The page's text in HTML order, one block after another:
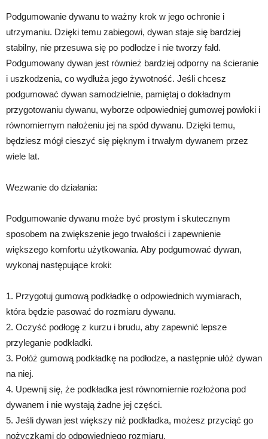
Podgumowanie dywanu to ważny krok w jego ochronie i
utrzymaniu. Dzięki temu zabiegowi, dywan staje się bardziej
stabilny, nie przesuwa się po podłodze i nie tworzy fałd.
Podgumowany dywan jest również bardziej odporny na ścieranie
i uszkodzenia, co wydłuża jego żywotność. Jeśli chcesz
podgumować dywan samodzielnie, pamiętaj o dokładnym
przygotowaniu dywanu, wyborze odpowiedniej gumowej powłoki i
równomiernym nałożeniu jej na spód dywanu. Dzięki temu,
będziesz mógł cieszyć się pięknym i trwałym dywanem przez
wiele lat.
Wezwanie do działania:
Podgumowanie dywanu może być prostym i skutecznym
sposobem na zwiększenie jego trwałości i zapewnienie
większego komfortu użytkowania. Aby podgumować dywan,
wykonaj następujące kroki:
1. Przygotuj gumową podkładkę o odpowiednich wymiarach,
która będzie pasować do rozmiaru dywanu.
2. Oczyść podłogę z kurzu i brudu, aby zapewnić lepsze
przyleganie podkładki.
3. Połóż gumową podkładkę na podłodze, a następnie ułóż dywan
na niej.
4. Upewnij się, że podkładka jest równomiernie rozłożona pod
dywanem i nie wystają żadne jej części.
5. Jeśli dywan jest większy niż podkładka, możesz przyciąć go
nożyczkami do odpowiedniego rozmiaru.